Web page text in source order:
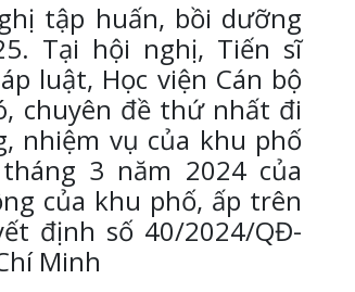
tập huấn, bồi dưỡng
Tại hội nghị, Tiến sĩ
luật, Học viện Cán bộ
chuyên đề thứ nhất đi
nhiệm vụ của khu phố
3 năm 2024 của
của khu phố, ấp trên
định số 40/2024/QĐ-
Minh